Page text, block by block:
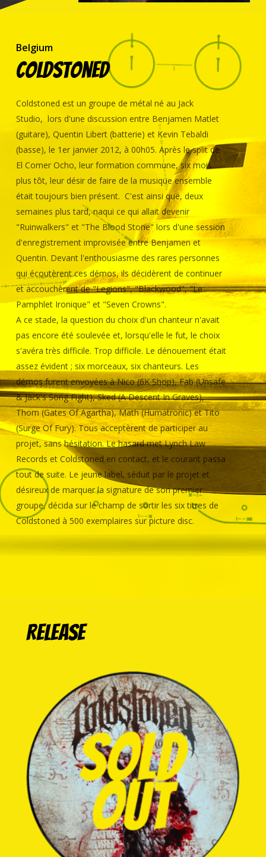
Belgium
Coldstoned
Coldstoned est un groupe de métal né au Jack
Studio, lors d'une discussion entre Benjamen Matlet
(guitare), Quentin Libert (batterie) et Kevin Tebaldi
(basse), le 1er janvier 2012, à 00h05. Après le split de
El Comer Ocho, leur formation commune, six mois
plus tôt, leur désir de faire de la musique ensemble
était toujours bien présent. C'est ainsi que, deux
semaines plus tard, naqui ce qui allait devenir
"Ruinwalkers" et "The Blood Stone" lors d'une session
d'enregistrement improvisée entre Benjamen et
Quentin. Devant l'enthousiasme des rares personnes
qui écoutèrent ces démos, ils décidèrent de continuer
et accouchèrent de "Legions", "Blackwood", "Le
Pamphlet Ironique" et "Seven Crowns".
A ce stade, la question du choix d'un chanteur n'avait
pas encore été soulevée et, lorsqu'elle le fut, le choix
s'avéra très difficile. Trop difficile. Le dénouement était
assez évident ; six morceaux, six chanteurs. Les
démos furent envoyées à Nico (6K Shop), Fab (Unsafe
& Jack's Song Fight), Sked (A Descent In Graves),
Thom (Gates Of Agartha), Math (Humatronic) et Tito
(Surge Of Fury). Tous acceptèrent de participer au
projet, sans hésitation. Le hasard met Lynch Law
Records et Coldstoned en contact, et le courant passa
tout de suite. Le jeune label, séduit par le projet et
désireux de marquer la signature de son premier
groupe, décida sur le champ de sortir les six titres de
Coldstoned à 500 exemplaires sur picture disc.
Release